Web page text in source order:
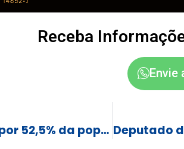
Receba
Envie
Lula é desaprovado por 52,5% da população e aprovado por 46,8%, diz pesquisa